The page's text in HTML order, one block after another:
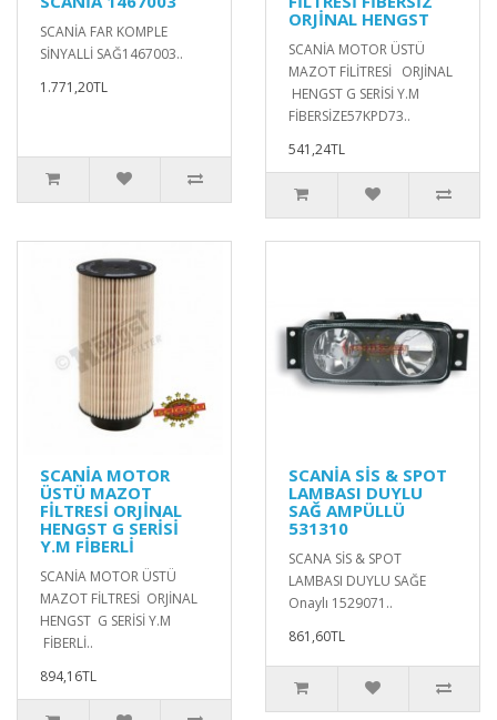
SCANİA FAR KOMPLE
SİNYALLİ SAĞ1467003..
1.771,20TL
ORJİNAL HENGST
SCANİA MOTOR ÜSTÜ
MAZOT FİLİTRESİ ORJİNAL
HENGST G SERİSİ Y.M
FİBERSİZE57KPD73..
541,24TL
SCANİA MOTOR
ÜSTÜ MAZOT
FİLTRESİ ORJİNAL
HENGST G SERİSİ
Y.M FİBERLİ
SCANİA MOTOR ÜSTÜ
MAZOT FİLTRESİ ORJİNAL
HENGST G SERİSİ Y.M
FİBERLİ..
894,16TL
SCANİA SİS & SPOT
LAMBASI DUYLU
SAĞ AMPÜLLÜ
531310
SCANA SİS & SPOT
LAMBASI DUYLU SAĞE
Onaylı 1529071..
861,60TL